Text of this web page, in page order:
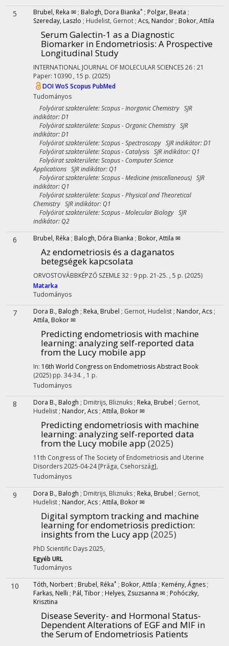
5 Brubel, Reka ✉ ; Balogh, Dora Bianka* ; Polgar, Beata ;
Szereday, Laszlo ; Hudelist, Gernot ; Acs, Nandor ; Bokor, Attila
Serum Galectin-1 as a Diagnostic
Biomarker in Endometriosis: A Prospective
Longitudinal Study
INTERNATIONAL JOURNAL OF MOLECULAR SCIENCES26 : 21
Paper: 10390 , 15 p. (2025)
DOIWoS Scopus PubMed
Tudományos
Folyóirat szakterülete: Scopus - Inorganic Chemistry SJR
indikátor: D1
Folyóirat szakterülete: Scopus - Organic Chemistry SJR
indikátor: D1
Folyóirat szakterülete: Scopus - Spectroscopy SJR indikátor: D1
Folyóirat szakterülete: Scopus - Catalysis SJR indikátor: Q1
Folyóirat szakterülete: Scopus - Computer Science
Applications SJR indikátor: Q1
Folyóirat szakterülete: Scopus - Medicine (miscellaneous) SJR
indikátor: Q1
Folyóirat szakterülete: Scopus - Physical and Theoretical
Chemistry SJR indikátor: Q1
Folyóirat szakterülete: Scopus - Molecular Biology SJR
indikátor: Q2
6 Brubel, Réka ; Balogh, Dóra Bianka ; Bokor, Attila ✉
Az endometriosis és a daganatos
betegségek kapcsolata
ORVOSTOVÁBBKÉPZŐ SZEMLE32 : 9 pp. 21-25. , 5 p. (2025)
Matarka
Tudományos
7 Dora B., Balogh ; Reka, Brubel ; Gernot, Hudelist ; Nandor, Acs ;
Attila, Bokor ✉
Predicting endometriosis with machine
learning: analyzing self-reported data
from the Lucy mobile app
In: 16th World Congress on Endometriosis Abstract Book
(2025) pp. 34-34. , 1 p.
Tudományos
8 Dora B., Balogh ; Dmitrijs, Bliznuks ; Reka, Brubel ; Gernot,
Hudelist ; Nandor, Acs ; Attila, Bokor ✉
Predicting endometriosis with machine
learning: analyzing self-reported data
from the Lucy mobile app (2025)
11th Congress of The Society of Endometriosis and Uterine
Disorders 2025-04-24 [Prága, Csehország],
Tudományos
9 Dora B., Balogh ; Dmitrijs, Bliznuks ; Reka, Brubel ; Gernot,
Hudelist ; Nandor, Acs ; Attila, Bokor ✉
Digital symptom tracking and machine
learning for endometriosis prediction:
insights from the Lucy app (2025)
PhD Scientific Days 2025,
Egyéb URL
Tudományos
10 Tóth, Norbert ; Brubel, Réka* ; Bokor, Attila ; Kemény, Ágnes ;
Farkas, Nelli ; Pál, Tibor ; Helyes, Zsuzsanna ✉ ; Pohóczky,
Krisztina
Disease Severity- and Hormonal Status-
Dependent Alterations of EGF and MIF in
the Serum of Endometriosis Patients